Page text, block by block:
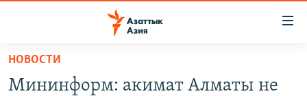
Вернуться
основному
ЦЕНТРАЛЬНАЯ АЗИЯ
НОВОСТИ
Мининформ: акимат Алматы не